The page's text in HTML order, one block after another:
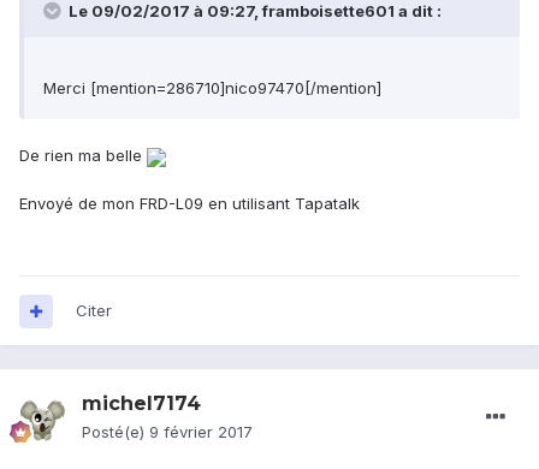
Le 09/02/2017 à 09:27,framboisette601 a dit :
Merci [mention=286710]nico97470[/mention]
De rien ma belle
Envoyé de mon FRD-L09 en utilisant Tapatalk
Citer
michel7174
Posté(e) 9 février 2017